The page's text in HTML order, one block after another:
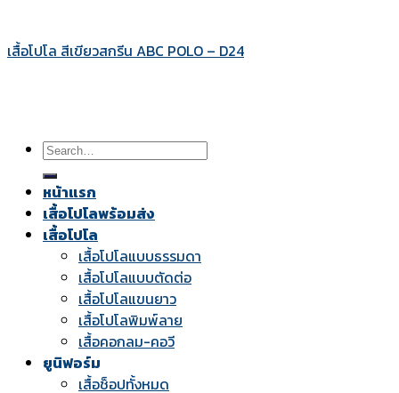
เสื้อโปโล สีเขียวสกรีน ABC POLO – D24
Search
for:
หน้าแรก
เสื้อโปโลพร้อมส่ง
เสื้อโปโล
เสื้อโปโลแบบธรรมดา
เสื้อโปโลแบบตัดต่อ
เสื้อโปโลแขนยาว
เสื้อโปโลพิมพ์ลาย
เสื้อคอกลม-คอวี
ยูนิฟอร์ม
เสื้อช็อปทั้งหมด